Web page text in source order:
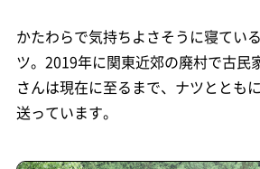
かたわらで気持ちよさそうに寝てい
ツ。2019年に関東近郊の廃村で古民
さんは現在に至るまで、ナツととも
送っています。